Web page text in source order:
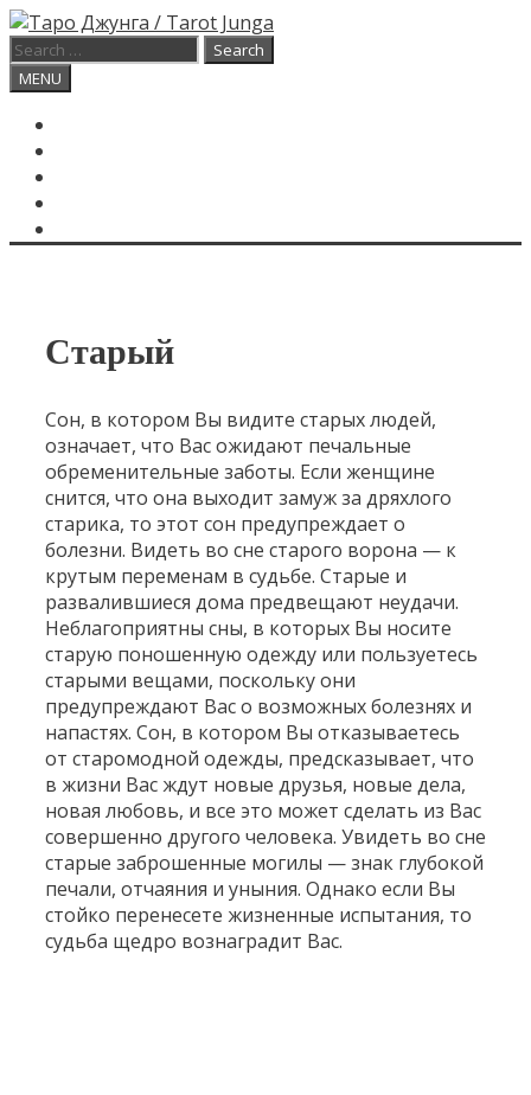
Skip
to
content
Search
for:
Search
MENU
Старый
Сон, в котором Вы видите старых людей,
означает, что Вас ожидают печальные
обременительные заботы. Если женщине
снится, что она выходит замуж за дряхлого
старика, то этот сон предупреждает о
болезни. Видеть во сне старого ворона — к
крутым переменам в судьбе. Старые и
развалившиеся дома предвещают неудачи.
Неблагоприятны сны, в которых Вы носите
старую поношенную одежду или пользуетесь
старыми вещами, поскольку они
предупреждают Вас о возможных болезнях и
напастях. Сон, в котором Вы отказываетесь
от старомодной одежды, предсказывает, что
в жизни Вас ждут новые друзья, новые дела,
новая любовь, и все это может сделать из Вас
совершенно другого человека. Увидеть во сне
старые заброшенные могилы — знак глубокой
печали, отчаяния и уныния. Однако если Вы
стойко перенесете жизненные испытания, то
судьба щедро вознаградит Вас.